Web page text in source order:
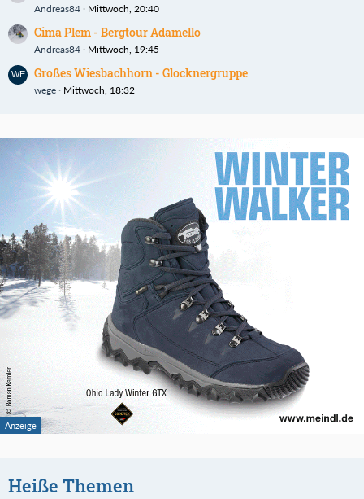
Andreas84 Mittwoch, 20:40
Cima Plem - Bergtour Adamello
Andreas84 Mittwoch, 19:45
Großes Wiesbachhorn - Glocknergruppe
wege Mittwoch, 18:32
Heiße Themen